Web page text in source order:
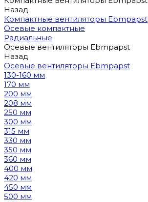
Назад
Компактные вентиляторы Ebmpapst
Осевые компактные
Радиальные
Осевые вентиляторы Ebmpapst
Назад
Осевые вентиляторы Ebmpapst
130-160 мм
170 мм
200 мм
208 мм
250 мм
300 мм
315 мм
330 мм
350 мм
360 мм
400 мм
420 мм
450 мм
500 мм